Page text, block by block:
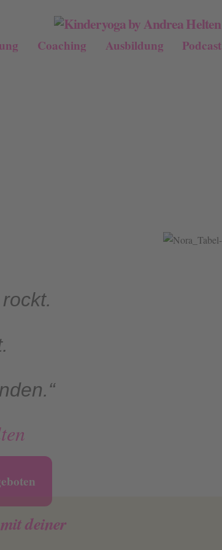
Coaching Ausbildung Podcast
deiner